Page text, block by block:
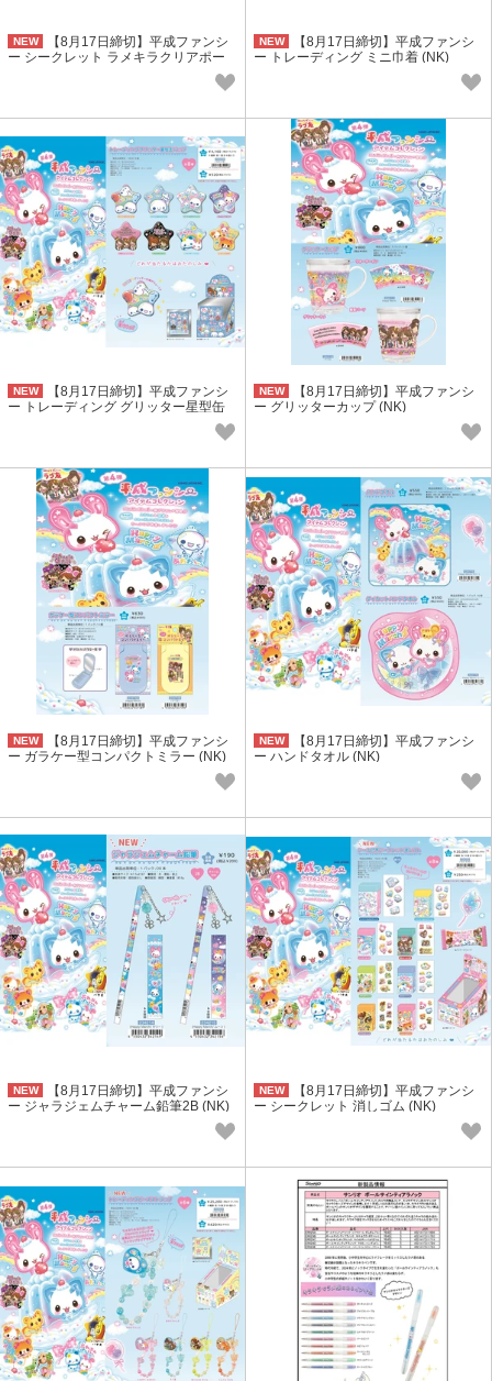
NEW
【8月17日締切】平成ファンシ
ー シークレット ラメキラクリアポー
NEW
【8月17日締切】平成ファンシ
ー トレーディング ミニ巾着 (NK)
NEW
【8月17日締切】平成ファンシ
ー トレーディング グリッター星型缶
NEW
【8月17日締切】平成ファンシ
ー グリッターカップ (NK)
NEW
【8月17日締切】平成ファンシ
ー ガラケー型コンパクトミラー (NK)
NEW
【8月17日締切】平成ファンシ
ー ハンドタオル (NK)
NEW
【8月17日締切】平成ファンシ
ー ジャラジェムチャーム鉛筆2B (NK)
NEW
【8月17日締切】平成ファンシ
ー シークレット 消しゴム (NK)